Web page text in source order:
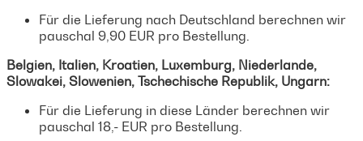
Für die Lieferung nach Deutschland berechnen wir
pauschal 9,90 EUR pro Bestellung.
Belgien, Italien, Kroatien, Luxemburg, Niederlande,
Slowakei, Slowenien, Tschechische Republik, Ungarn:
Für die Lieferung in diese Länder berechnen wir
pauschal 18,- EUR pro Bestellung.